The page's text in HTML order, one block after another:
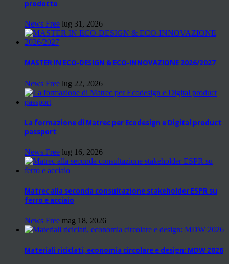
prodotto
News Free lug 31, 2026
MASTER IN ECO-DESIGN & ECO-INNOVAZIONE 2026/2027
News Free lug 22, 2026
La formazione di Matrec per Ecodesign e Digital product
passport
News Free lug 16, 2026
Matrec alla seconda consultazione stakeholder ESPR su
ferro e acciaio
News Free mag 18, 2026
Materiali riciclati, economia circolare e design: MDW 2026